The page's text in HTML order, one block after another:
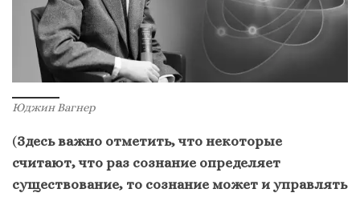
Юджин Вагнер
(Здесь важно отметить, что некоторые
считают, что раз сознание определяет
существование, то сознание может и управлять